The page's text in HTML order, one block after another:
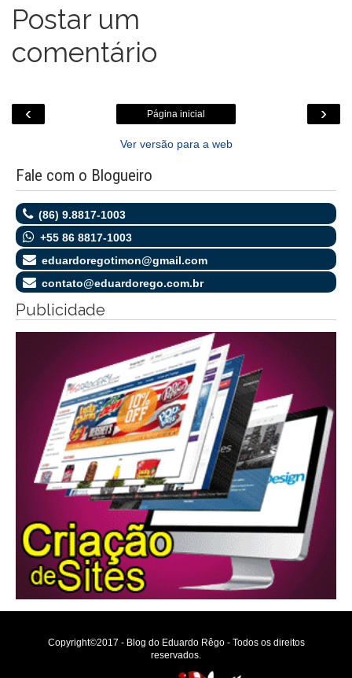
m
Postar um
comentário
‹ ›
Página inicial
Ver versão para a web
Fale com o Blogueiro
(86) 9.8817-1003
+55 86 8817-1003
eduardoregotimon@gmail.com
contato@eduardorego.com.br
Publicidade
Copyright©2017 - Blog do Eduardo Rêgo - Todos os direitos
reservados.